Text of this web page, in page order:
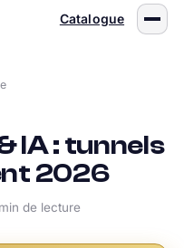
Catalogue
IA : tunnels
2026
de lecture